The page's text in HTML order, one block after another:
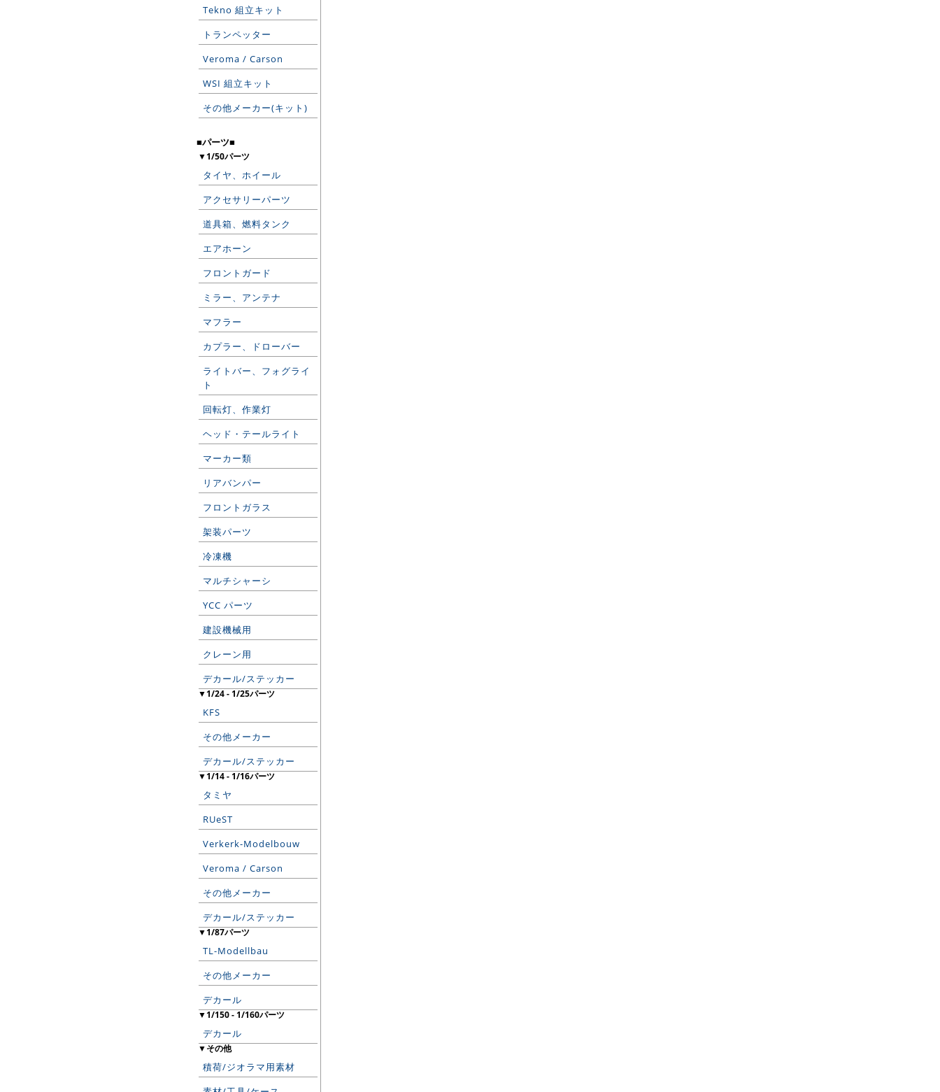
Tekno 組立キット
トランペッター
Veroma / Carson
WSI 組立キット
その他メーカー(キット)
■パーツ■
▼1/50パーツ
タイヤ、ホイール
アクセサリーパーツ
道具箱、燃料タンク
エアホーン
フロントガード
ミラー、アンテナ
マフラー
カプラー、ドローバー
ライトバー、フォグライ
ト
回転灯、作業灯
ヘッド・テールライト
マーカー類
リアバンパー
フロントガラス
架装パーツ
冷凍機
マルチシャーシ
YCC パーツ
建設機械用
クレーン用
デカール/ステッカー
▼1/24 - 1/25パーツ
KFS
その他メーカー
デカール/ステッカー
▼1/14 - 1/16パーツ
タミヤ
RUeST
Verkerk-Modelbouw
Veroma / Carson
その他メーカー
デカール/ステッカー
▼1/87パーツ
TL-Modellbau
その他メーカー
デカール
▼1/150 - 1/160パーツ
デカール
▼その他
積荷/ジオラマ用素材